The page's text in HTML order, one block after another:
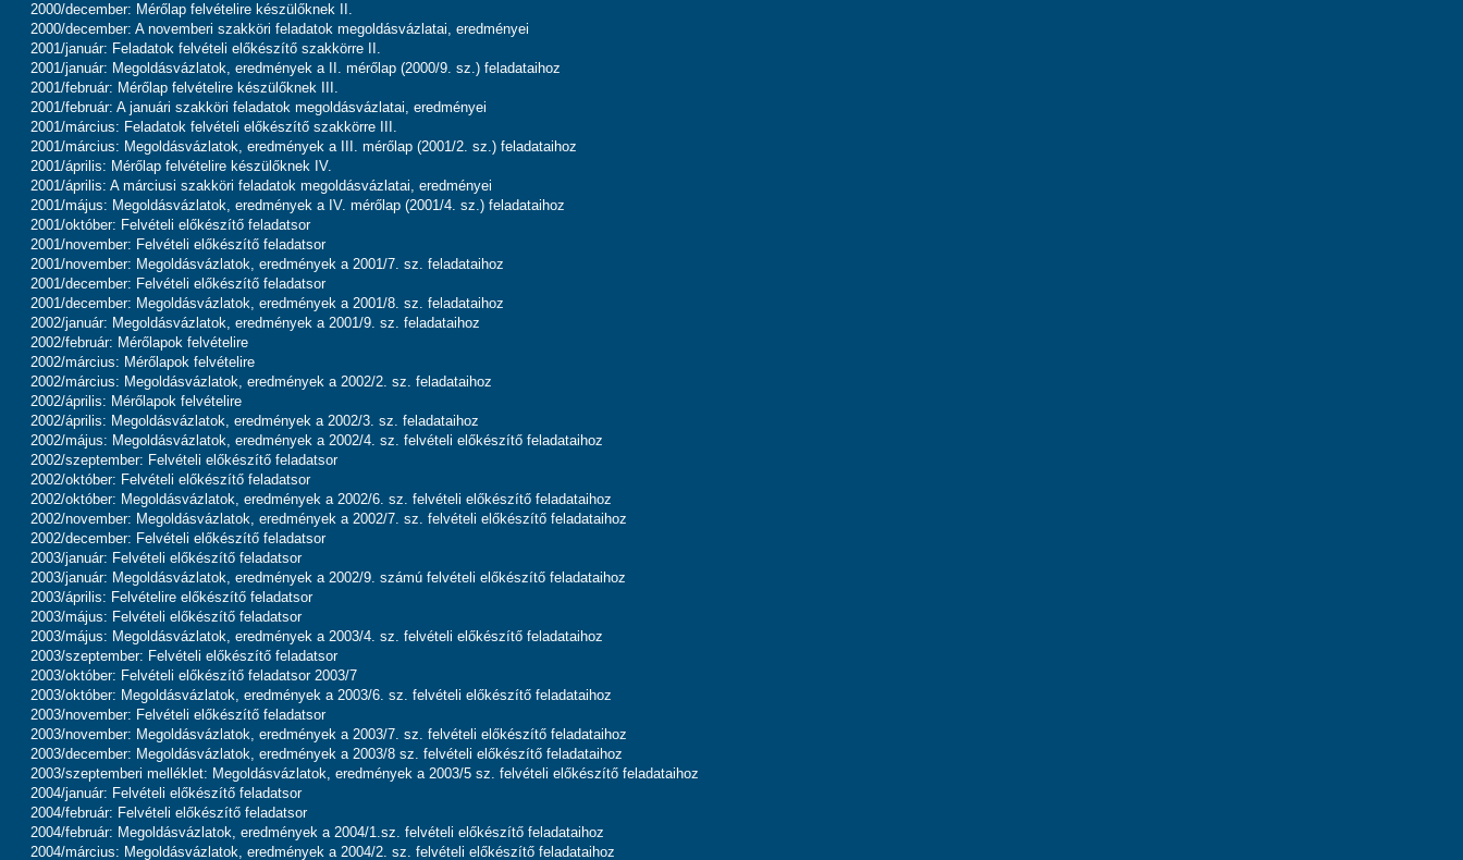
2000/december: Mérőlap felvételire készülőknek II.
2000/december: A novemberi szakköri feladatok megoldásvázlatai, eredményei
2001/január: Feladatok felvételi előkészítő szakkörre II.
2001/január: Megoldásvázlatok, eredmények a II. mérőlap (2000/9. sz.) feladataihoz
2001/február: Mérőlap felvételire készülőknek III.
2001/február: A januári szakköri feladatok megoldásvázlatai, eredményei
2001/március: Feladatok felvételi előkészítő szakkörre III.
2001/március: Megoldásvázlatok, eredmények a III. mérőlap (2001/2. sz.) feladataihoz
2001/április: Mérőlap felvételire készülőknek IV.
2001/április: A márciusi szakköri feladatok megoldásvázlatai, eredményei
2001/május: Megoldásvázlatok, eredmények a IV. mérőlap (2001/4. sz.) feladataihoz
2001/október: Felvételi előkészítő feladatsor
2001/november: Felvételi előkészítő feladatsor
2001/november: Megoldásvázlatok, eredmények a 2001/7. sz. feladataihoz
2001/december: Felvételi előkészítő feladatsor
2001/december: Megoldásvázlatok, eredmények a 2001/8. sz. feladataihoz
2002/január: Megoldásvázlatok, eredmények a 2001/9. sz. feladataihoz
2002/február: Mérőlapok felvételire
2002/március: Mérőlapok felvételire
2002/március: Megoldásvázlatok, eredmények a 2002/2. sz. feladataihoz
2002/április: Mérőlapok felvételire
2002/április: Megoldásvázlatok, eredmények a 2002/3. sz. feladataihoz
2002/május: Megoldásvázlatok, eredmények a 2002/4. sz. felvételi előkészítő feladataihoz
2002/szeptember: Felvételi előkészítő feladatsor
2002/október: Felvételi előkészítő feladatsor
2002/október: Megoldásvázlatok, eredmények a 2002/6. sz. felvételi előkészítő feladataihoz
2002/november: Megoldásvázlatok, eredmények a 2002/7. sz. felvételi előkészítő feladataihoz
2002/december: Felvételi előkészítő feladatsor
2003/január: Felvételi előkészítő feladatsor
2003/január: Megoldásvázlatok, eredmények a 2002/9. számú felvételi előkészítő feladataihoz
2003/április: Felvételire előkészítő feladatsor
2003/május: Felvételi előkészítő feladatsor
2003/május: Megoldásvázlatok, eredmények a 2003/4. sz. felvételi előkészítő feladataihoz
2003/szeptember: Felvételi előkészítő feladatsor
2003/október: Felvételi előkészítő feladatsor 2003/7
2003/október: Megoldásvázlatok, eredmények a 2003/6. sz. felvételi előkészítő feladataihoz
2003/november: Felvételi előkészítő feladatsor
2003/november: Megoldásvázlatok, eredmények a 2003/7. sz. felvételi előkészítő feladataihoz
2003/december: Megoldásvázlatok, eredmények a 2003/8 sz. felvételi előkészítő feladataihoz
2003/szeptemberi melléklet: Megoldásvázlatok, eredmények a 2003/5 sz. felvételi előkészítő feladataihoz
2004/január: Felvételi előkészítő feladatsor
2004/február: Felvételi előkészítő feladatsor
2004/február: Megoldásvázlatok, eredmények a 2004/1.sz. felvételi előkészítő feladataihoz
2004/március: Megoldásvázlatok, eredmények a 2004/2. sz. felvételi előkészítő feladataihoz